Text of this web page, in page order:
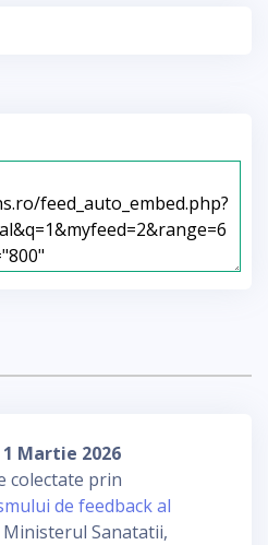
1 Martie 2026
colectate prin
de feedback al
Sanatatii,